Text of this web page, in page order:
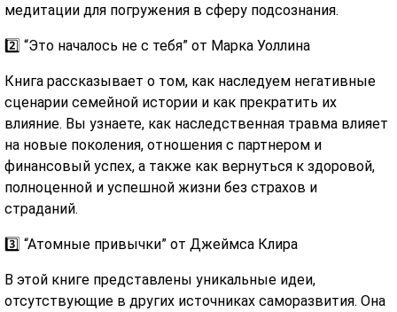
медитации для погружения в сферу подсознания.
2️⃣ “Это началось не с тебя” от Марка Уоллина
Книга рассказывает о том, как наследуем негативные
сценарии семейной истории и как прекратить их
влияние. Вы узнаете, как наследственная травма влияет
на новые поколения, отношения с партнером и
финансовый успех, а также как вернуться к здоровой,
полноценной и успешной жизни без страхов и
страданий.
3️⃣ “Атомные привычки” от Джеймса Клира
В этой книге представлены уникальные идеи,
отсутствующие в других источниках саморазвития. Она